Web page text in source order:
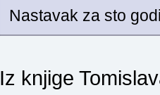
Nastavak za sto
Iz knjige